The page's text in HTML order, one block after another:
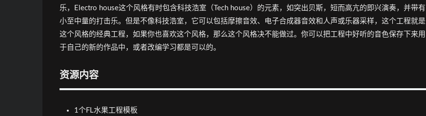
乐，Electro house这个风格有时包含科技浩室（Tech house）的元素，如突出贝斯，短而高亢的即兴演奏，并带有
小至中量的打击乐。但是不像科技浩室，它可以包括摩擦音效、电子合成器音效和人声或乐器采样，这个工程就是
这个风格的经典工程，如果你也喜欢这个风格，那么这个风格决不能做过。你可以把工程中好听的音色保存下来用
于自己的新的作品中，或者改编学习都是可以的。
资源内容
1个FL水果工程模板